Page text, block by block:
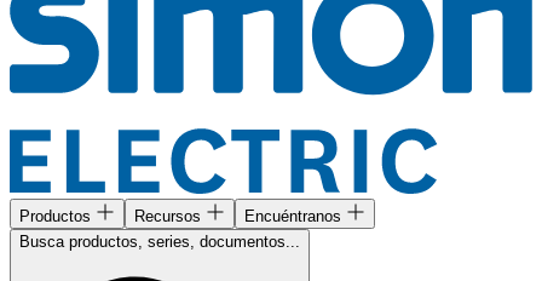
Productos Recursos
Encuéntranos
Busca productos, series, documentos...